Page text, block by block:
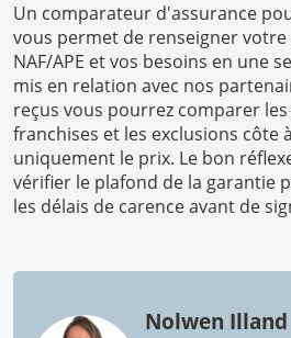
Un comparateur d'assurance
vous permet de renseigner votre
NAF/APE et vos besoins en une
mis en relation avec nos
reçus vous pourrez comparer
franchises et les exclusions côte
uniquement le prix. Le bon
vérifier le plafond de la garantie
les délais de carence avant de
Nolwen Illand